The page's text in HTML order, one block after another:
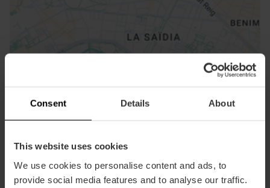
Consent Details About
This website uses cookies
We use cookies to personalise content and ads, to
provide social media features and to analyse our traffic.
Voir la carte